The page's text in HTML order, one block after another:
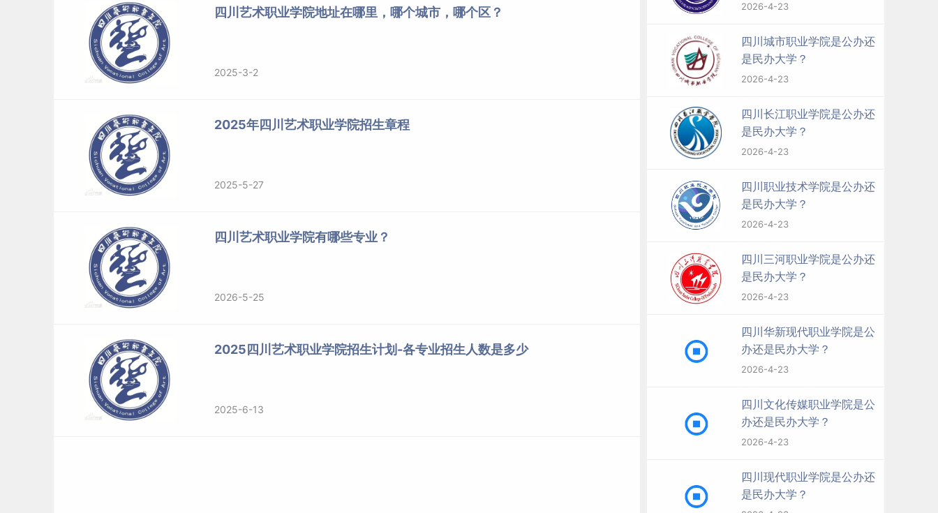
四川艺术职业学院地址在哪里，哪个城市，哪个区？
2025-3-2
2025年四川艺术职业学院招生章程
2025-5-27
四川艺术职业学院有哪些专业？
2026-5-25
2025四川艺术职业学院招生计划-各专业招生人数是多少
2025-6-13
2026-4-23
四川城市职业学院是公办还
是民办大学？
2026-4-23
四川长江职业学院是公办还
是民办大学？
2026-4-23
四川职业技术学院是公办还
是民办大学？
2026-4-23
四川三河职业学院是公办还
是民办大学？
2026-4-23
四川华新现代职业学院是公
办还是民办大学？
2026-4-23
四川文化传媒职业学院是公
办还是民办大学？
2026-4-23
四川现代职业学院是公办还
是民办大学？